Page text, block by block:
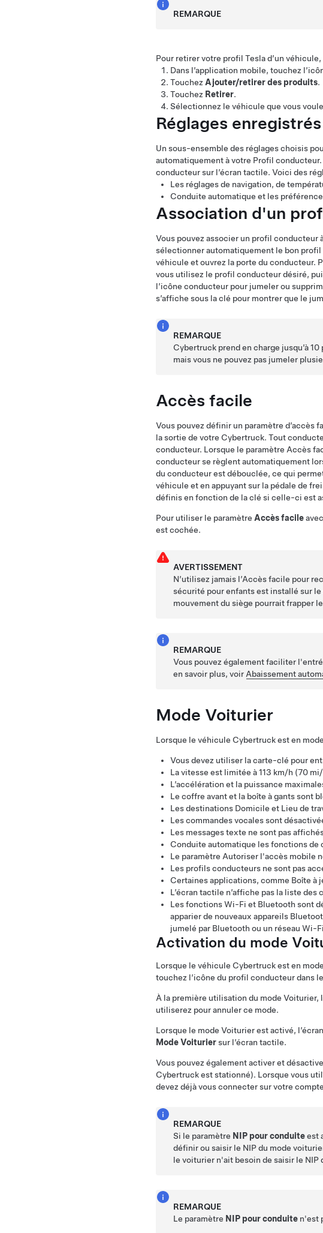
REMARQUE
Pour retirer votre profil Tesla d’un
Dans l’application mobile, touchez
Touchez Ajouter/retirer des produits.
Touchez Retirer.
Sélectionnez le véhicule que vous
Réglages enregistrés
Un sous-ensemble des réglages choisis
automatiquement à votre Profil
conducteur sur l’écran tactile. Voici des
Les réglages de navigation, de
Conduite automatique et les
Association d'un
Vous pouvez associer un profil conducteur
sélectionner automatiquement le bon
véhicule et ouvrez la porte du conducteur.
vous utilisez le profil conducteur désiré,
l’icône conducteur pour jumeler ou
s’affiche sous la clé pour montrer que le
REMARQUE
Cybertruck prend en charge jusqu’à
mais vous ne pouvez pas jumeler
Accès facile
Vous pouvez définir un paramètre d’accès
la sortie de votre Cybertruck. Tout
conducteur. Lorsque le paramètre Accès
conducteur se règlent automatiquement
du conducteur est débouclée, ce qui
véhicule et en appuyant sur la pédale de
définis en fonction de la clé si celle-ci est
Pour utiliser le paramètre Accès facile
est cochée.
AVERTISSEMENT
N’utilisez jamais l’Accès facile pour
sécurité pour enfants est installé sur
mouvement du siège pourrait frapper
REMARQUE
Vous pouvez également faciliter
en savoir plus, voir Abaissement
Mode Voiturier
Lorsque le véhicule Cybertruckest en
Vous devez utiliser la carte-clé pour
La vitesse est limitée à113 km/h (70
L’accélération et la puissance
Le coffre avant et la boîte à gants sont
Les destinations Domicile et Lieu de
Les commandes vocales sont
Les messages texte ne sont pas
Conduite automatique les fonctions de
Le paramètre Autoriser l'accès mobile
Les profils conducteurs ne sont pas
Certaines applications, comme Boîte à
L’écran tactile n’affiche pas la liste
Les fonctions Wi-Fi et Bluetooth sont
apparier de nouveaux appareils
jumelé par Bluetooth ou un réseau
Activation du mode
Lorsque le véhicule Cybertruckest en
touchez l’icône du profil conducteur dans
À la première utilisation du mode Voiturier,
utiliserez pour annuler ce mode.
Lorsque le mode Voiturier est activé,
Mode Voituriersur l’écran tactile.
Vous pouvez également activer et
Cybertruckest stationné). Lorsque vous
devez déjà vous connecter sur votre
REMARQUE
Si le paramètre NIP pour conduiteest
définir ou saisir le NIP du mode
le voiturier n'ait besoin de saisir le NIP
REMARQUE
Le paramètre NIP pour conduite n'est